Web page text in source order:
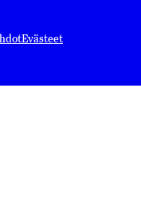
Evästeet